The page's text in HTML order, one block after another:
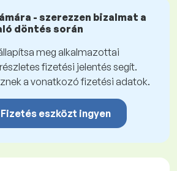
- szerezzen bizalmat a
döntés során
meg alkalmazottai
fizetési jelentés segít.
a vonatkozó fizetési adatok.
eszközt ingyen